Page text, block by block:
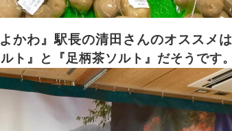
かわ』駅長の清田さんのオススメは
ト』と『足柄茶ソルト』だそうです。